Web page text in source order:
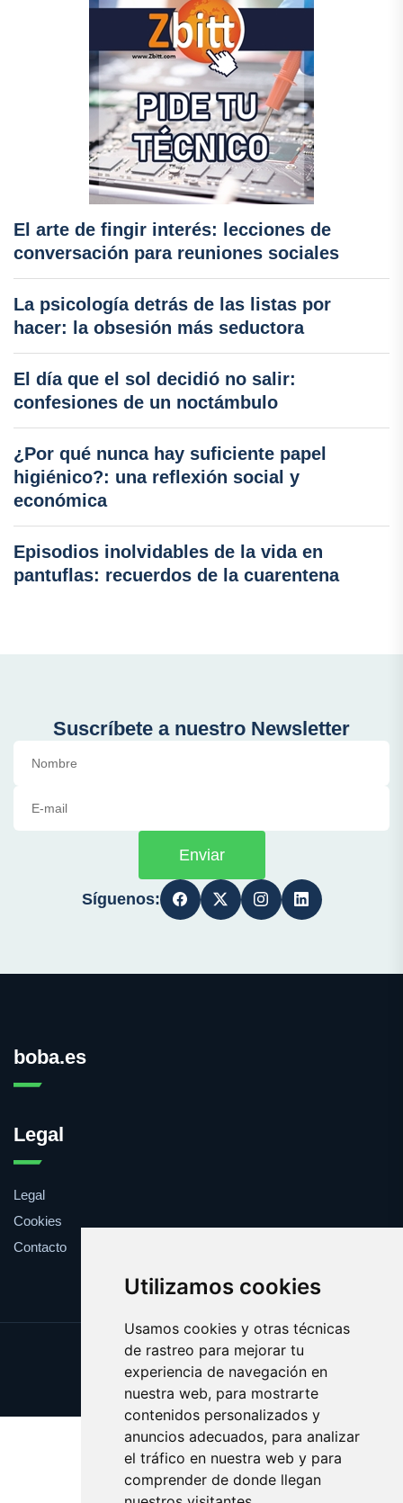
Utilizamos cookies
Usamos cookies y otras técnicas
de rastreo para mejorar tu
experiencia de navegación en
nuestra web, para mostrarte
contenidos personalizados y
anuncios adecuados, para analizar
el tráfico en nuestra web y para
comprender de donde llegan
El arte de fingir interés: lecciones de
conversación para reuniones sociales
La psicología detrás de las listas por
hacer: la obsesión más seductora
El día que el sol decidió no salir:
confesiones de un noctámbulo
¿Por qué nunca hay suficiente papel
higiénico?: una reflexión social y
económica
Episodios inolvidables de la vida en
pantuflas: recuerdos de la cuarentena
Suscríbete a nuestro Newsletter
Enviar
Síguenos:
boba.es
Legal
Legal
Cookies
Contacto
Update cookies preferences
Copyright © 2025 boba.es